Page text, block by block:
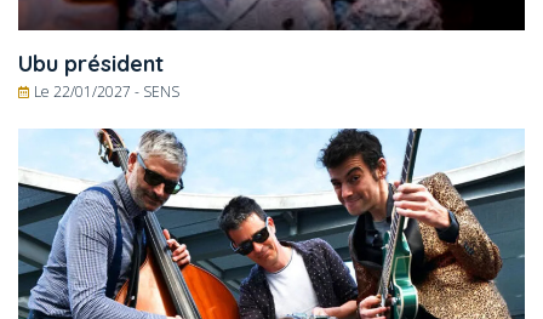
Ubu président
Le 22/01/2027 - SENS